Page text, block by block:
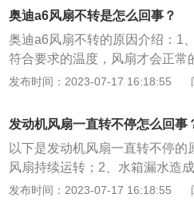
动发动机，察看车头风扇是否随
厂家设置热敏电阻阻值，当发
当发动机降至某温度时自动关闭
着发动机启动而转动。
奥迪a6风扇不转是怎么回事？
奥迪a6风扇不转的原因介绍：1
符合要求的温度，风扇才会正常
转动。因此当汽车散热器风扇出
工作，那么还有可能是风扇的继
热器风扇也是没法工作。3、温
故障，对汽车散热器风扇的运转
发布时间：2023-07-17 16:18:55
发动机风扇一直转不停怎么回事
以下是发动机风扇一直转不停的
风扇持续运转；2、水箱漏水造
扇持续运转；3、节温器失效导
发布时间：2023-07-17 16:18:55